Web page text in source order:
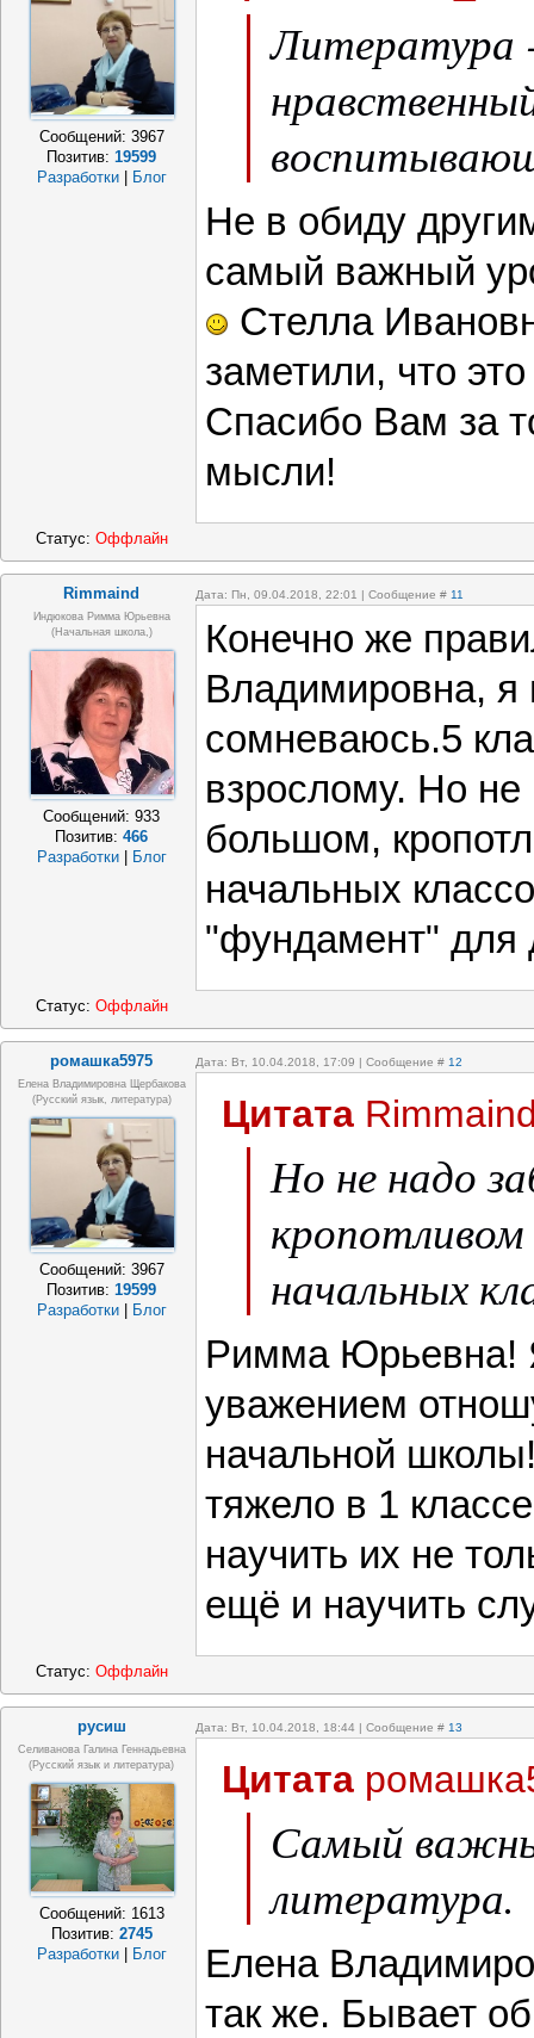
Сообщений: 3967
Позитив:19599
Разработки
Блог
Литература
Не в обиду
самый важный
Стелла
заметили, что
Спасибо Вам за
мысли!
Статус: Оффлайн
Rimmaind Дата: Пн, 09.04.2018, 22:01 | Сообщение # 11
Индюкова Римма Юрьевна
(Начальная школа,)
Сообщений:933
Позитив:466
Разработки
Блог
Конечно же
Владимировна, я
сомневаюсь.5
взрослому. Но
большом,
начальных
"фундамент" для
Статус: Оффлайн
ромашка5975 Дата: Вт, 10.04.2018, 17:09 | Сообщение # 12
Елена Владимировна Щербакова
(русский язык, литература)
Сообщений: 3967
Позитив:19599
Разработки
Блог
Цитата
Но не надо
начальных
Римма Юрьевна!
уважением
начальной
тяжело в 1
научить их не
ещё и научить
Статус: Оффлайн
русиш Дата: Вт, 10.04.2018, 18:44 | Сообщение # 13
Селиванова Галина Геннадьевна
(русский язык и литература)
Сообщений: 1613
Позитив: 2745
Разработки
Блог
Цитата
Самый
литература.
Елена
так же. Бывает